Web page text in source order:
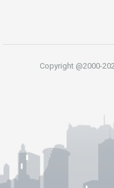
Copyright @2000-